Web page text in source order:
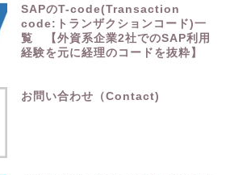
SAPのT-code(Transaction
code:トランザクションコード)一
覧 【外資系企業2社でのSAP利用
経験を元に経理のコードを抜粋】
お問い合わせ（Contact)